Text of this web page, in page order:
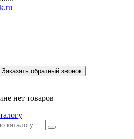
Заказать обратный звонок
нет товаров